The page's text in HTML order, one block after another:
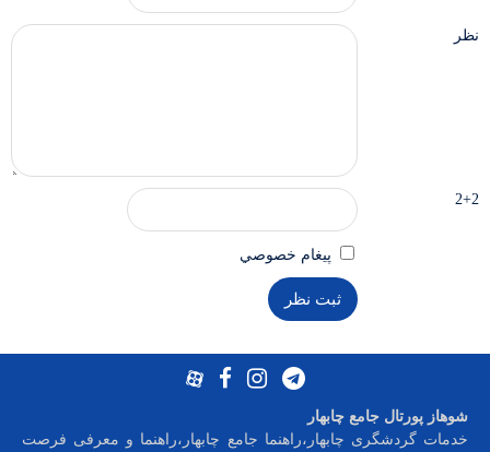
نظر
2+2
پيغام خصوصي
شوهاز پورتال جامع چابهار
خدمات گردشگری چابهار،راهنما جامع چابهار،راهنما و معرفی فرصت